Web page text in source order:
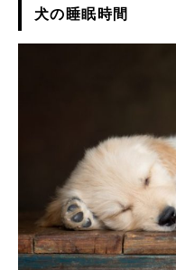
犬の睡眠時間